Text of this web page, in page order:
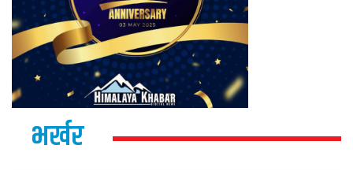
भर्खर